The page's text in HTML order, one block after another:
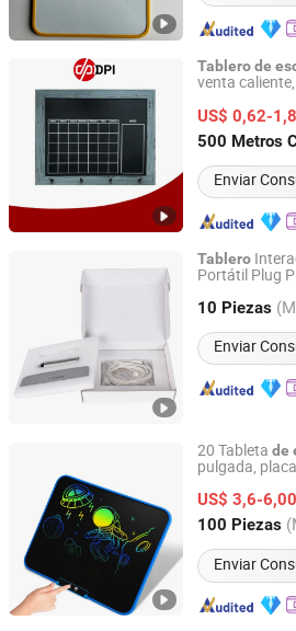
Tablerode
venta
personalizada
US$ 0,62-
500 Metros
Enviar
Shanghai Hanker Industrial Co., Ltd.
Shanghai, China
Tablero
Portátil Plug
Negocios
10 Piezas
Enviar
Mitechnic Co., Ltd
Hongkong, Hongkong_China
20 Tableta de
pulgada, placa
US$ 3,6-6,00
100 Piezas
Enviar
Ningbo Gusta Stationery Co., Ltd.
Zhejiang, China Desde